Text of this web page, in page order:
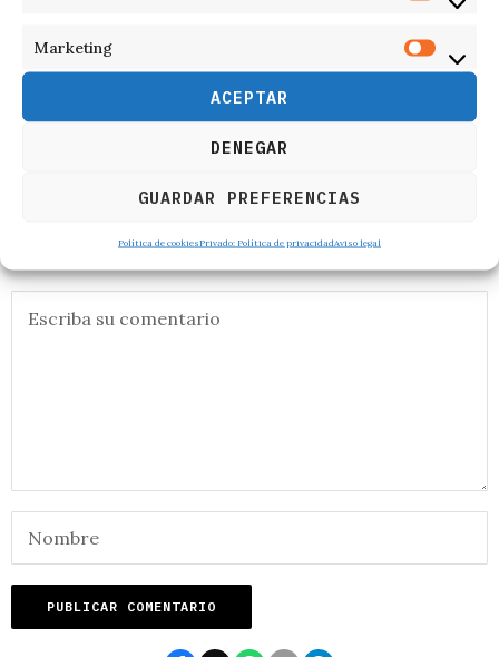
Marketing
ACEPTAR
DENEGAR
GUARDAR PREFERENCIAS
Política de cookiesPrivado: Política de privacidadAviso legal
Doctor Crisanto Gregorio León
Profesor Universitario
CRISANTO GREGORIO